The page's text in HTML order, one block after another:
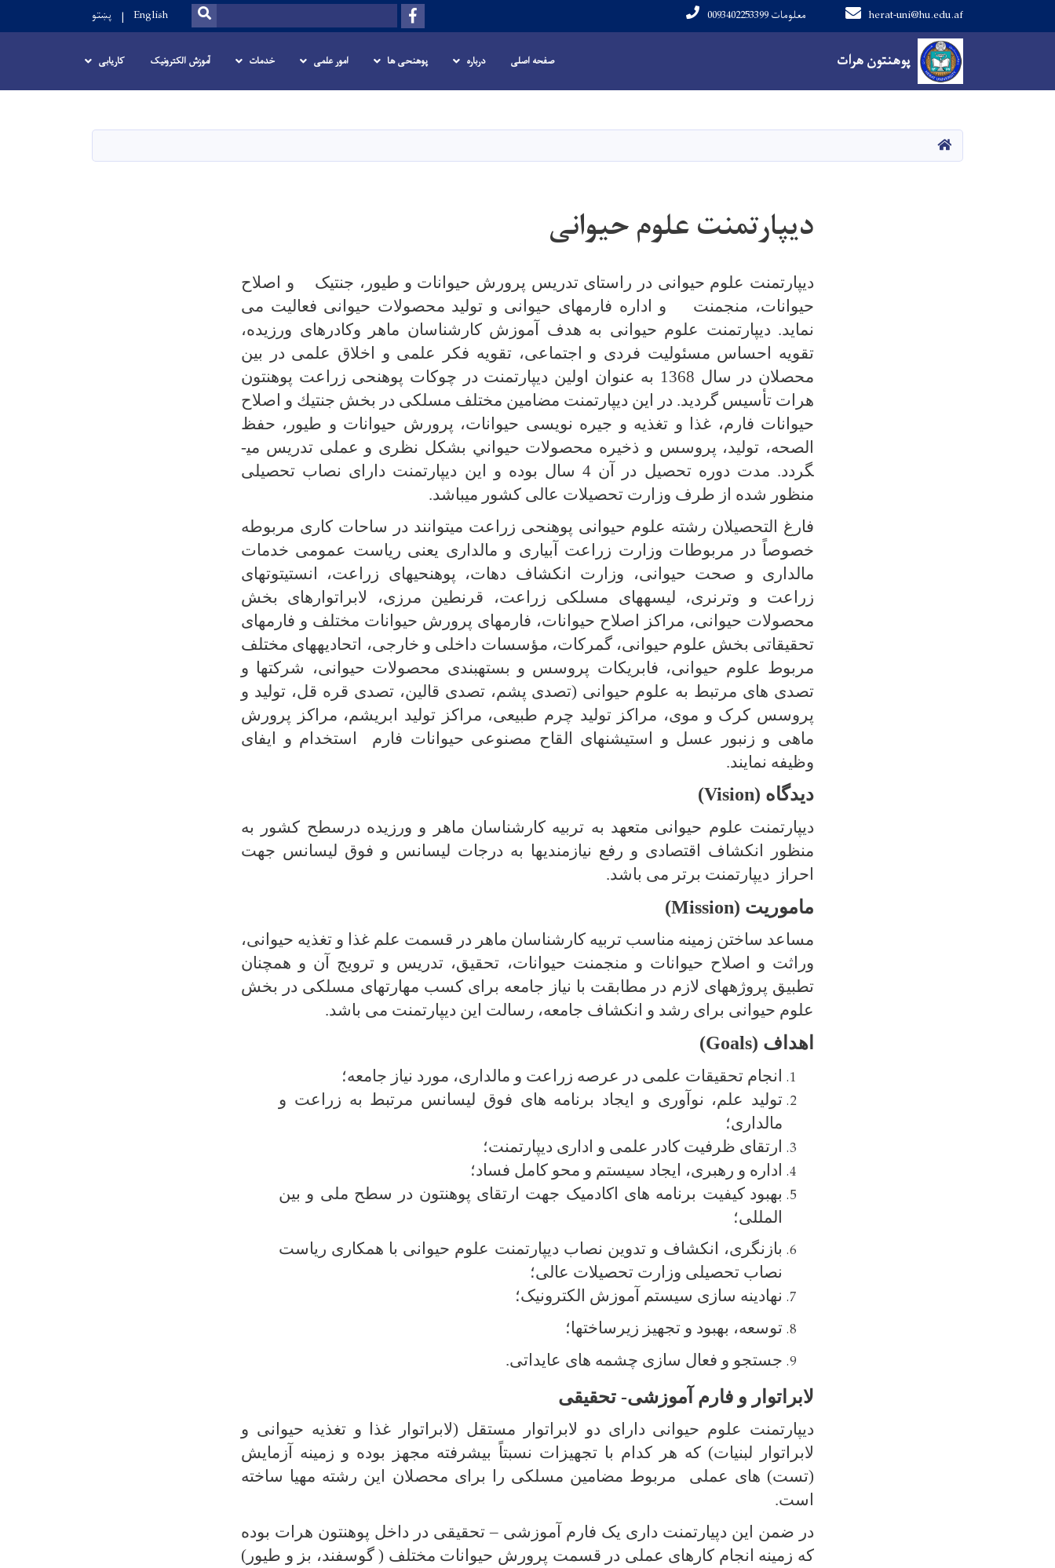
content
پوهنتون هرات
herat-uni@hu.edu.af معلومات 0093402253399 Facebook
Search
SEARCH
English پښتو
Main navigation
پوهنتون هرات صفحه اصلی درباره پوهنحی ها امور علمی خدمات آموزش الکترونیک کاریابی
صفحه اصلی
دیپارتمنت علوم حیوانی
دیپارتمنت علوم حیوانی در راستای تدریس پرورش حیوانات و طیور، جنتیک و اصلاح
حیوانات، منجمنت و اداره فارم­­­های حیوانی و تولید محصولات حیوانی فعالیت می
نماید. دیپارتمنت علوم حیوانی به هدف آموزش کارشناسان ماهر وکادرهای ورزیده،
تقویه احساس مسئولیت فردی و اجتماعی، تقویه فکر علمی و اخلاق علمی در بین
محصلان در سال 1368 به عنوان اولین دیپارتمنت در چوکات پوهنحی زراعت پوهنتون
هرات تأسیس گردید. در
اين ديپارتمنت مضامین مختلف مسلکی در بخش جنتيك و اصلاح
حيوانات فارم، غذا و تغذيه و جیره نویسی حیوانات، پرورش حيوانات و طيور، حفظ
الصحه، تولید، پروسس و ذخیره محصولات حيواني بشکل نظری و عملی تدریس می­
گردد. مدت دوره تحصيل در آن 4 سال بوده و این دیپارتمنت دارای نصاب تحصیلی
منظور شده از طرف وزارت تحصیلات عالی کشور می­باشد.
فارغ التحصیلان رشته علوم حیوانی پوهنحی زراعت می­توانند در ساحات کاری مربوطه
خصوصاً در مربوطات وزارت زراعت آبیاری و مالداری یعنی ریاست عمومی خدمات
مالداری و صحت حیوانی، وزارت انکشاف دهات، پوهنحی­های زراعت، انستیتوت­های
زراعت و وترنری، لیسه­های مسلکی زراعت، قرنطین مرزی، لابراتوار­های بخش
محصولات حیوانی، مراکز اصلاح حیوانات، فارم­های پرورش حیوانات مختلف و فارم­های
تحقیقاتی بخش علوم حیوانی، گمرکات، مؤسسات داخلی و خارجی، اتحادیه­های مختلف
مربوط علوم حیوانی، فابریکات پروسس و بسته­بندی محصولات حیوانی، شرکت­ها و
تصدی های مرتبط به علوم حیوانی (تصدی پشم، تصدی قالین، تصدی قره قل، تولید و
پروسس کرک و موی، مراکز تولید چرم طبیعی، مراکز تولید ابریشم، مراکز پرورش
ماهی و زنبور عسل و استیشن­های القاح مصنوعی حیوانات فارم استخدام و ایفای
وظیفه نمایند.
دیدگاه (
Vision
)
دیپارتمنت علوم حیوانی متعهد به تربیه کارشناسان ماهر و ورزیده درسطح کشور به
منظور انکشاف اقتصادی و رفع نیازمندی­ها به درجات لیسانس و فوق لیسانس جهت
احراز دیپارتمنت برتر می باشد.
ماموریت (
Mission
)
مساعد ساختن زمینه مناسب تربیه کارشناسان ماهر در قسمت علم غذا و تغذیه حیوانی،
وراثت و اصلاح حیوانات و منجمنت حیوانات، تحقیق، تدریس و ترویج آن و هم­چنان
تطبیق پروژه­های لازم در مطابقت با نیاز جامعه برای کسب مهارت­های مسلکی در بخش
علوم حیوانی برای رشد و انکشاف جامعه، رسالت این دیپارتمنت می باشد.
اهداف (
Goals
)
انجام تحقیقات علمی در عرصه زراعت و مالداری، مورد نیاز جامعه؛
تولید علم، نوآوری و ایجاد برنامه‌ های فوق لیسانس مرتبط به زراعت و
مالداری؛
ارتقای ظرفیت کادر علمی و اداری دیپارتمنت؛
اداره و رهبری، ایجاد سیستم و محو کامل فساد؛
بهبود کیفیت برنامه های اکادمیک جهت ارتقای پوهنتون در سطح ملی و بین
المللی؛
بازنگری، انکشاف و تدوین نصاب دیپارتمنت علوم حیوانی با همکاری ریاست
نصاب تحصیلی وزارت تحصیلات عالی؛
نهادینه ­سازی سیستم آموزش الکترونیک؛
توسعه، بهبود و تجهیز زیرساخت­ها؛
جستجو و فعال سازی چشمه­ های عایداتی.
لابراتوار و فارم آموزشی- تحقیقی
دیپارتمنت علوم حیوانی دارای دو لابراتوار مستقل (لابراتوار غذا و تغذیه حیوانی و
لابراتوار لبنیات) که هر کدام با تجهیزات نسبتاً بیشرفته مجهز بوده و زمینه آزمایش
(تست) های عملی مربوط مضامین مسلکی را برای محصلان این رشته مهیا ساخته
است.
در ضمن این دپیارتمنت داری یک فارم آموزشی –تحقیقی در داخل پوهنتون هرات بوده
که زمینه انجام کار­های عملی در قسمت پرورش حیوانات مختلف ( گوسفند، بز و طیور)